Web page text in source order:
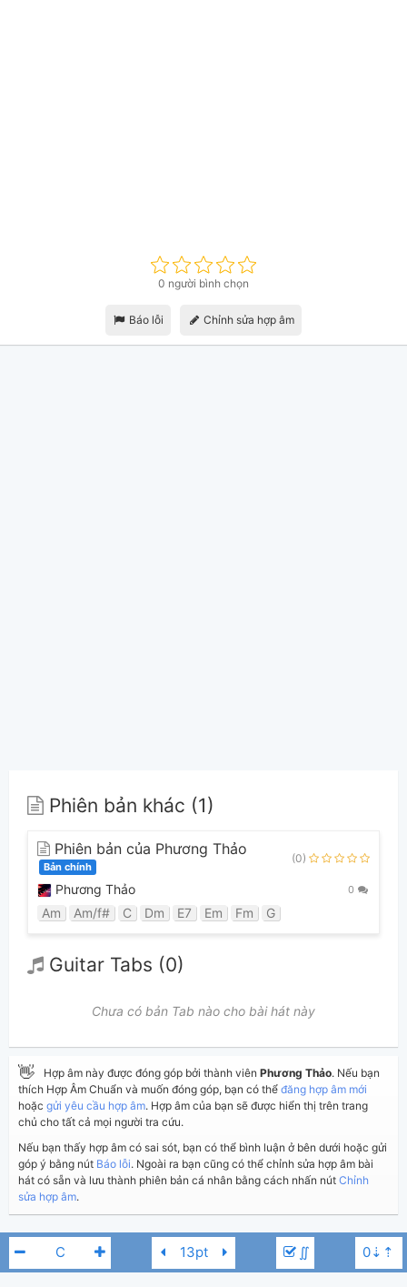
∬
0 người bình chọn
Báo lỗi Chỉnh sửa hợp âm
Phiên bản khác (1)
Phiên bản của Phương Thảo
Bản chính
(0)
Phương Thảo 0
Am Am/f# C Dm E7 Em Fm G
Guitar Tabs (0)
Chưa có bản Tab nào cho bài hát này
👋 Hợp âm này được đóng góp bởi thành viên Phương Thảo. Nếu bạn
thích Hợp Âm Chuẩn và muốn đóng góp, bạn có thể đăng hợp âm mới
hoặc gửi yêu cầu hợp âm. Hợp âm của bạn sẽ được hiển thị trên trang
chủ cho tất cả mọi người tra cứu.
Nếu bạn thấy hợp âm có sai sót, bạn có thể bình luận ở bên dưới hoặc gửi
góp ý bằng nút Báo lỗi. Ngoài ra bạn cũng có thể chỉnh sửa hợp âm bài
hát có sẵn và lưu thành phiên bản cá nhân bằng cách nhấn nút Chỉnh
sửa hợp âm.
Thêm vào Chia sẻ In ra giấy Quản lý